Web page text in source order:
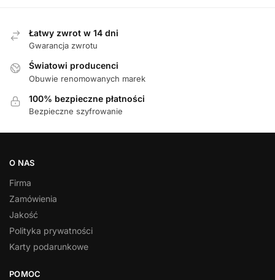
Łatwy zwrot w 14 dni
Gwarancja zwrotu
Światowi producenci
Obuwie renomowanych marek
100% bezpieczne płatności
Bezpieczne szyfrowanie
O NAS
Firma
Zamówienia
Jakość
Polityka prywatności
Karty podarunkowe
POMOC